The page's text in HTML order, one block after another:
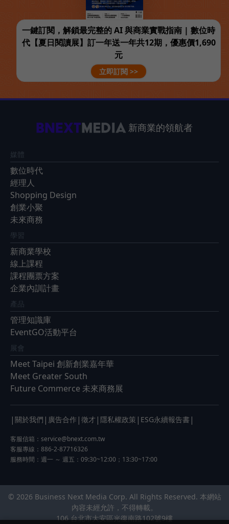
一鍵訂閱，解鎖最完整的 AI 與商業實戰指南 | 數位時
代【夏日閱讀展】訂一年送一年共12期，優惠價1,690
元
立即訂閱 >>
新商業的領航者
媒體
數位時代
經理人
Shopping Design
創業小聚
未來商務
學習
新商業學校
線上課程
課程團票方案
企業內訓計畫
產品
管理知識庫
EventGO活動平台
展會
Meet Taipei 創新創業嘉年華
Meet Greater South
Future Commerce 未來商務展
| 關於我們 | 廣告合作 | 徵才 | 隱私權政策 | ESG永續報告書 |
客服信箱： service@bnext.com.tw
客服專線：886-2-87716326
服務時間：週一 ～ 週五：09:30~12:00；13:30~17:00
© 2026 Business Next Media Corp. All Rights Reserved. 本網站
內容未經允許，不得轉載。
106 台北市大安區光復南路102號9樓